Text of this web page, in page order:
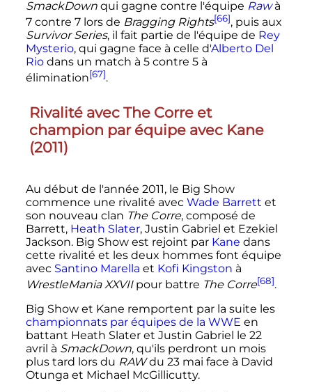
SmackDownqui gagne contre l'équipe Rawà
7 contre 7 lors de Bragging Rights[66], puis aux
Survivor Series, il fait partie de l'équipe de Rey
Mysterio, qui gagne face à celle d'Alberto Del
Riodans un match à 5 contre 5 à
élimination[67].
Rivalité avec The Corre et
champion par équipe avec Kane
(2011)
Au début de l'année 2011, le Big Show
commence une rivalité avec Wade Barrett et
son nouveau clan The Corre, composé de
Barrett, Heath Slater, Justin Gabriel et Ezekiel
Jackson. Big Show est rejoint par Kane dans
cette rivalité et les deux hommes font équipe
avec Santino Marella et Kofi Kingston à
WrestleMania XXVIIpour battre The Corre[68].
Big Show et Kane remportent par la suite les
championnats par équipes de la WWE en
battant Heath Slater et Justin Gabriel le 22
avril à SmackDown, qu'ils perdront un mois
plus tard lors du RAWdu 23 mai face à David
Otunga et Michael McGillicutty.